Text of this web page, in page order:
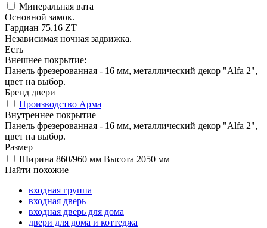
Минеральная вата
Основной замок.
Гардиан 75.16 ZT
Независимая ночная задвижка.
Есть
Внешнее покрытие:
Панель фрезерованная - 16 мм, металлический декор "Alfa 2",
цвет на выбор.
Бренд двери
Производство Арма
Внутреннее покрытие
Панель фрезерованная - 16 мм, металлический декор "Alfa 2",
цвет на выбор.
Размер
Ширина 860/960 мм Высота 2050 мм
Найти похожие
входная группа
входная дверь
входная дверь для дома
двери для дома и коттеджа